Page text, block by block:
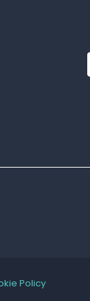
Policy